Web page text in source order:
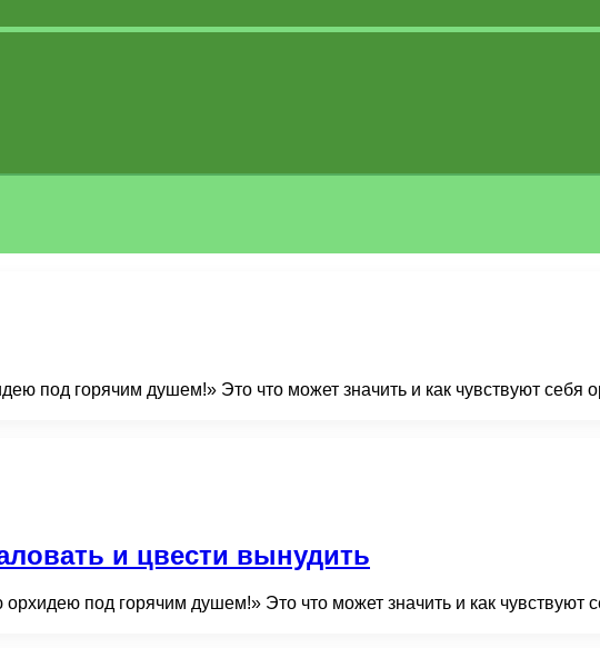
под горячим душем!» Это что может значить и как чувствуют себя
и цвести вынудить
под горячим душем!» Это что может значить и как чувствуют